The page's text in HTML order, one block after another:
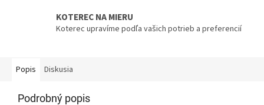
KOTEREC NA MIERU
Koterec upravíme podľa vašich potrieb a preferencií
Popis Diskusia
Podrobný popis